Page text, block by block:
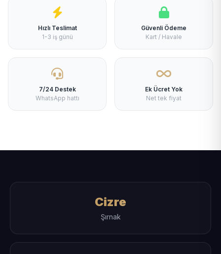
Hızlı Teslimat
1-3 iş günü
Güvenli Ödeme
Kart / Havale
7/24 Destek
WhatsApp hattı
Ek Ücret Yok
Net tek fiyat
Cizre
Şırnak